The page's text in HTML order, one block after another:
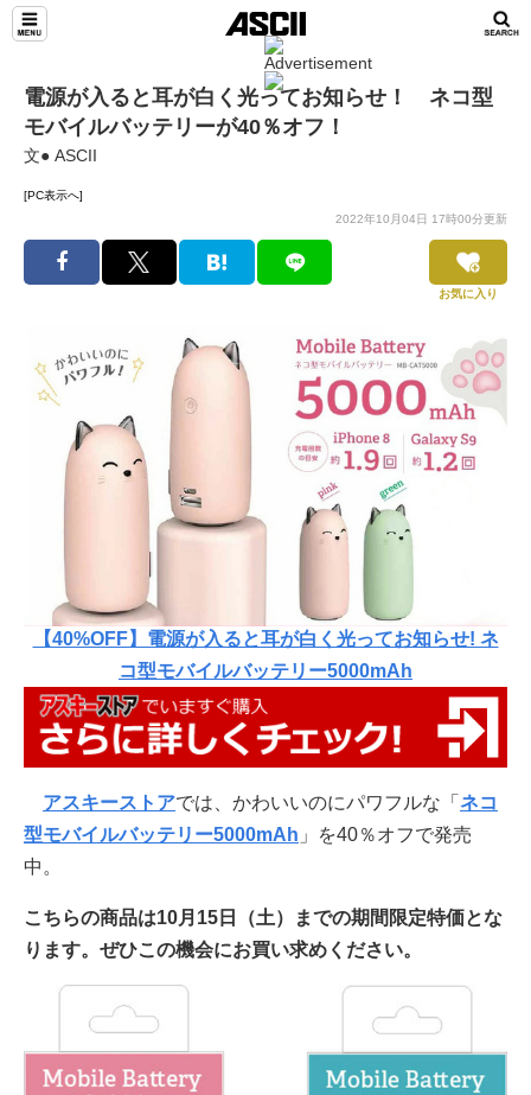
電源が入ると耳が白く光ってお知らせ！ ネコ型
モバイルバッテリーが40％オフ！
文● ASCII
[PC表示へ]
2022年10月04日 17時00分更新
お気に入り
【40%OFF】電源が入ると耳が白く光ってお知らせ! ネ
コ型モバイルバッテリー5000mAh
アスキーストアでは、かわいいのにパワフルな「 ネコ
型モバイルバッテリー5000mAh 」を40％オフで発売
中。
こちらの商品は10月15日（土）までの期間限定特価とな
ります。ぜひこの機会にお買い求めください。